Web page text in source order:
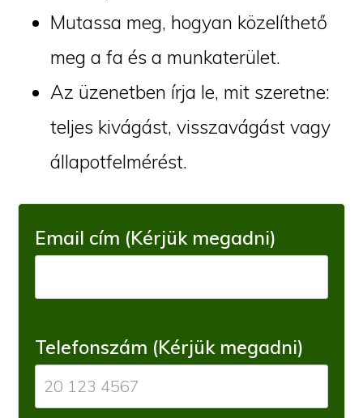
Mutassa meg, hogyan közelíthető
meg a fa és a munkaterület.
Az üzenetben írja le, mit szeretne:
teljes kivágást, visszavágást vagy
állapotfelmérést.
Email cím (Kérjük megadni)
Telefonszám (Kérjük megadni)